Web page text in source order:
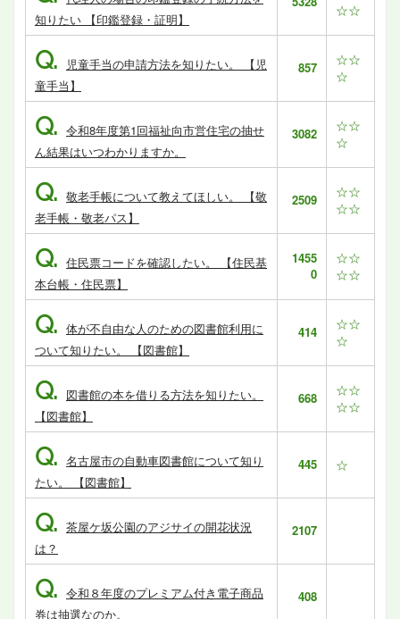
知りたい 【印鑑登録・証明】
☆☆
Q.
児童手当の申請方法を知りたい。 【児
童手当】
857
☆☆
☆
Q. 令和8年度第1回福祉向市営住宅の抽せ
ん結果はいつわかりますか。
3082
☆☆
☆
Q. 敬老手帳について教えてほしい。 【敬
老手帳・敬老パス】
2509
☆☆
☆☆
Q. 住民票コードを確認したい。 【住民基
本台帳・住民票】
1455
0
☆☆
☆☆
Q. 体が不自由な人のための図書館利用に
ついて知りたい。 【図書館】
414
☆☆
☆
Q. 図書館の本を借りる方法を知りたい。
【図書館】
668
☆☆
☆☆
Q. 名古屋市の自動車図書館について知り
たい。 【図書館】
445 ☆
Q. 茶屋ケ坂公園のアジサイの開花状況
は？
2107
Q. 令和８年度のプレミアム付き電子商品
券は抽選なのか。
408